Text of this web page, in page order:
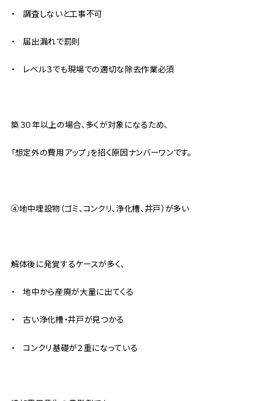
・ 調査しないと工事不可
・ 届出漏れで罰則
・ レベル３でも現場での適切な除去作業必須
築３０年以上の場合、多くが対象になるため、
「想定外の費用アップ」を招く原因ナンバーワンです。
④地中埋設物（ゴミ、コンクリ、浄化槽、井戸）が多い
解体後に発覚するケースが多く、
・ 地中から産廃が大量に出てくる
・ 古い浄化槽・井戸が見つかる
・ コンクリ基礎が２重になっている